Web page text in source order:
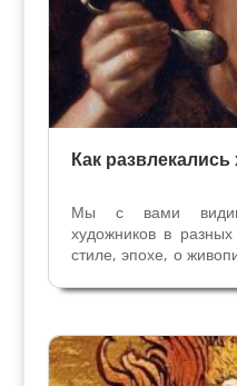
Как
Мы с вами видим
художников в
стиле, эпохе, о
учились,
алтарных икон и...
Праздники и